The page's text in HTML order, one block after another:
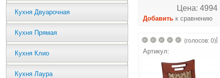
Кухня Двуарочная
Кухня Прямая
Кухня Клио
Кухня Лаура
Цена: 4994
Добавить к сравнению
(голосов: 0)
Артикул: